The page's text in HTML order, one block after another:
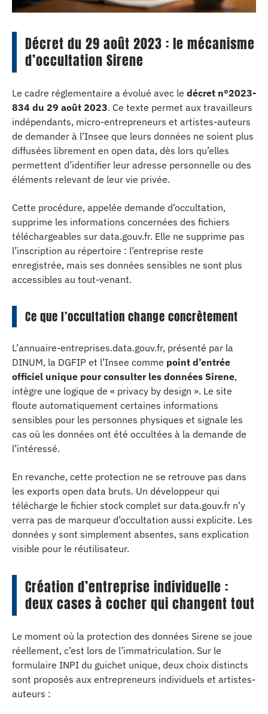
Décret du 29 août 2023 : le mécanisme
d’occultation Sirene
Le cadre réglementaire a évolué avec le décret n°2023-
834 du 29 août 2023. Ce texte permet aux travailleurs
indépendants, micro-entrepreneurs et artistes-auteurs
de demander à l’Insee que leurs données ne soient plus
diffusées librement en open data, dès lors qu’elles
permettent d’identifier leur adresse personnelle ou des
éléments relevant de leur vie privée.
Cette procédure, appelée demande d’occultation,
supprime les informations concernées des fichiers
téléchargeables sur data.gouv.fr. Elle ne supprime pas
l’inscription au répertoire : l’entreprise reste
enregistrée, mais ses données sensibles ne sont plus
accessibles au tout-venant.
Ce que l’occultation change concrètement
L’annuaire-entreprises.data.gouv.fr, présenté par la
DINUM, la DGFIP et l’Insee comme point d’entrée
officiel unique pour consulter les données Sirene,
intègre une logique de « privacy by design ». Le site
floute automatiquement certaines informations
sensibles pour les personnes physiques et signale les
cas où les données ont été occultées à la demande de
l’intéressé.
En revanche, cette protection ne se retrouve pas dans
les exports open data bruts. Un développeur qui
télécharge le fichier stock complet sur data.gouv.fr n’y
verra pas de marqueur d’occultation aussi explicite. Les
données y sont simplement absentes, sans explication
visible pour le réutilisateur.
Création d’entreprise individuelle :
deux cases à cocher qui changent tout
Le moment où la protection des données Sirene se joue
réellement, c’est lors de l’immatriculation. Sur le
formulaire INPI du guichet unique, deux choix distincts
sont proposés aux entrepreneurs individuels et artistes-
auteurs :